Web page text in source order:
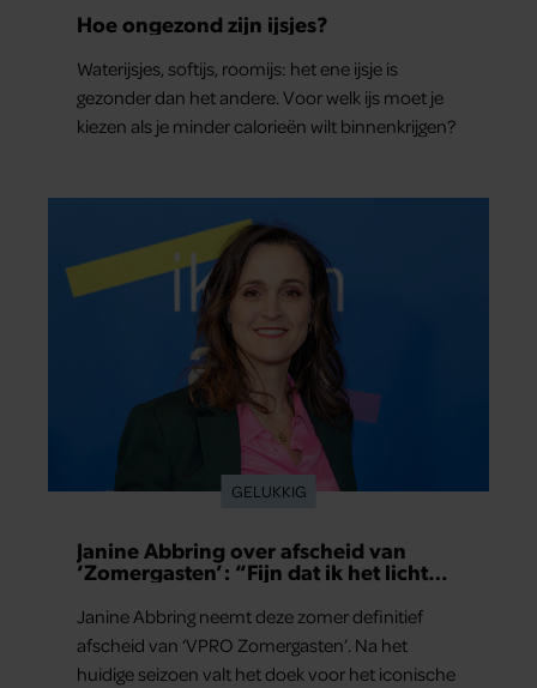
Hoe ongezond zijn ijsjes?
Waterijsjes, softijs, roomijs: het ene ijsje is
gezonder dan het andere. Voor welk ijs moet je
kiezen als je minder calorieën wilt binnenkrijgen?
GELUKKIG
Janine Abbring over afscheid van
‘Zomergasten’: “Fijn dat ik het licht
Janine Abbring neemt deze zomer definitief
afscheid van ‘VPRO Zomergasten’. Na het
huidige seizoen valt het doek voor het iconische